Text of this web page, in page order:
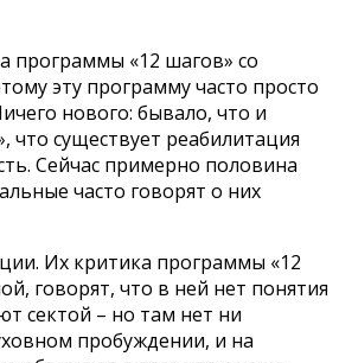
программы «12 шагов» со
эту программу часто просто
нового: бывало, что и
что существует реабилитация
Сейчас примерно половина
часто говорят о них
Их критика программы «12
говорят, что в ней нет понятия
сектой – но там нет ни
пробуждении, и на